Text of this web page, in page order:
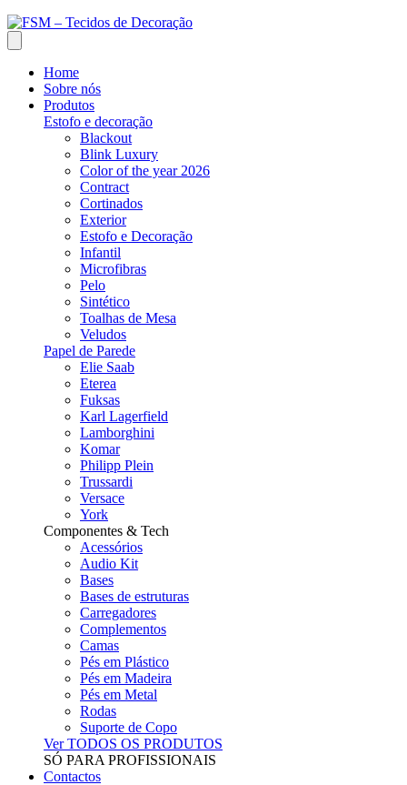
Home
Sobre nós
Produtos
Estofo e decoração
Blackout
Blink Luxury
Color of the year 2026
Contract
Cortinados
Exterior
Estofo e Decoração
Infantil
Microfibras
Pelo
Sintético
Toalhas de Mesa
Veludos
Papel de Parede
Elie Saab
Eterea
Fuksas
Karl Lagerfield
Lamborghini
Komar
Philipp Plein
Trussardi
Versace
York
Componentes & Tech
Acessórios
Audio Kit
Bases
Bases de estruturas
Carregadores
Complementos
Camas
Pés em Plástico
Pés em Madeira
Pés em Metal
Rodas
Suporte de Copo
Ver TODOS OS PRODUTOS
SÓ PARA PROFISSIONAIS
Contactos